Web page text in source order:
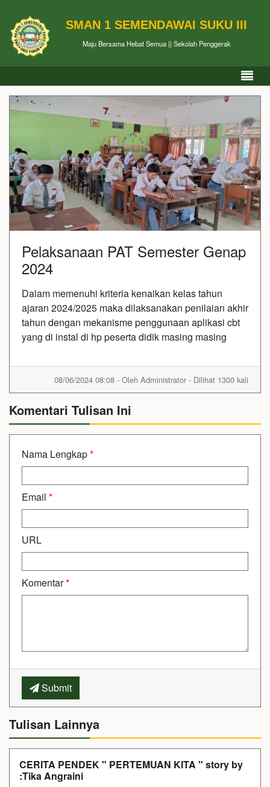
SMAN 1 SEMENDAWAI SUKU III
Maju Bersama Hebat Semua || Sekolah Penggerak
Pelaksanaan PAT Semester Genap
2024
Dalam memenuhi kriteria kenaikan kelas tahun
ajaran 2024/2025 maka dilaksanakan penilaian akhir
tahun dengan mekanisme penggunaan aplikasi cbt
yang di instal di hp peserta didik masing masing
08/06/2024 08:08 - Oleh Administrator - Dilihat 1300 kali
Komentari Tulisan Ini
Nama Lengkap*
Email *
URL
Komentar*
Submit
Tulisan Lainnya
CERITA PENDEK " PERTEMUAN KITA " story by
:Tika Angraini